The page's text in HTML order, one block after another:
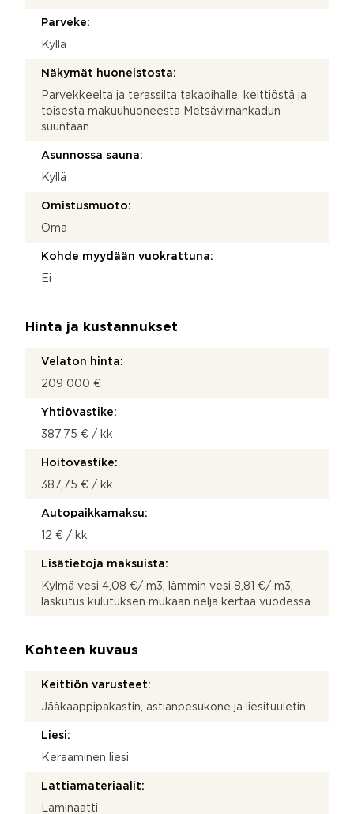
Parveke:
Kyllä
Näkymät huoneistosta:
Parvekkeelta ja terassilta takapihalle, keittiöstä ja
toisesta makuuhuoneesta Metsävirnankadun
suuntaan
Asunnossa sauna:
Kyllä
Omistusmuoto:
Oma
Kohde myydään vuokrattuna:
Ei
Hinta ja kustannukset
Velaton hinta:
209 000 €
Yhtiövastike:
387,75 € / kk
Hoitovastike:
387,75 € / kk
Autopaikkamaksu:
12 € / kk
Lisätietoja maksuista:
Kylmä vesi 4,08 €/ m3, lämmin vesi 8,81 €/ m3,
laskutus kulutuksen mukaan neljä kertaa vuodessa.
Kohteen kuvaus
Keittiön varusteet:
Jääkaappipakastin, astianpesukone ja liesituuletin
Liesi:
Keraaminen liesi
Lattiamateriaalit:
Laminaatti